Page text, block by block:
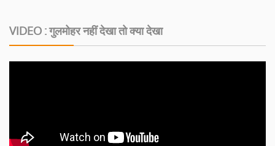
VIDEO : गुलमोहर नहीं देखा तो क्या देखा